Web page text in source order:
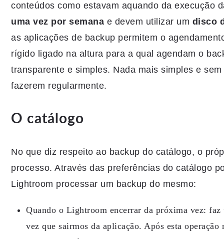
conteúdos como estavam aquando da execução
uma vez por semana e devem utilizar um disco
as aplicações de backup permitem o
rígido ligado na altura para a qual agendam o
transparente e simples. Nada mais simples e
fazerem regularmente.
O catálogo
No que diz respeito ao backup do catálogo, o
processo. Através das preferências do catálogo
Lightroom processar um backup do mesmo:
Quando o Lightroom encerrar da próxima vez: faz
vez que sairmos da aplicação. Após esta